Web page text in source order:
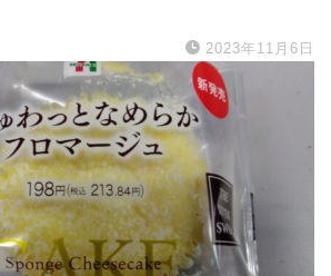
2023年11月6日